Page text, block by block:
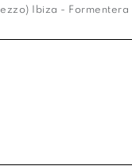
Ibiza -